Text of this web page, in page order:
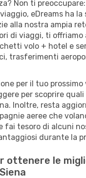
Non ti
eDreams ha la
alla nostra ampia
di viaggi, ti offriamo
volo + hotel e
trasferimenti
per il tuo prossimo
per scoprire
Inoltre, resta
aeree che
fai tesoro di alcuni
durante la
ottenere le